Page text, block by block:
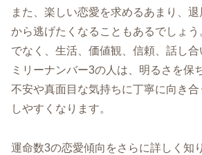
また、楽しい恋愛を求めるあまり、
から逃げたくなることもあるでしょ
でなく、生活、価値観、信頼、話し
ミリーナンバー3の人は、明るさを保
不安や真面目な気持ちに丁寧に向き
しやすくなります。
運命数3の恋愛傾向をさらに詳しく知